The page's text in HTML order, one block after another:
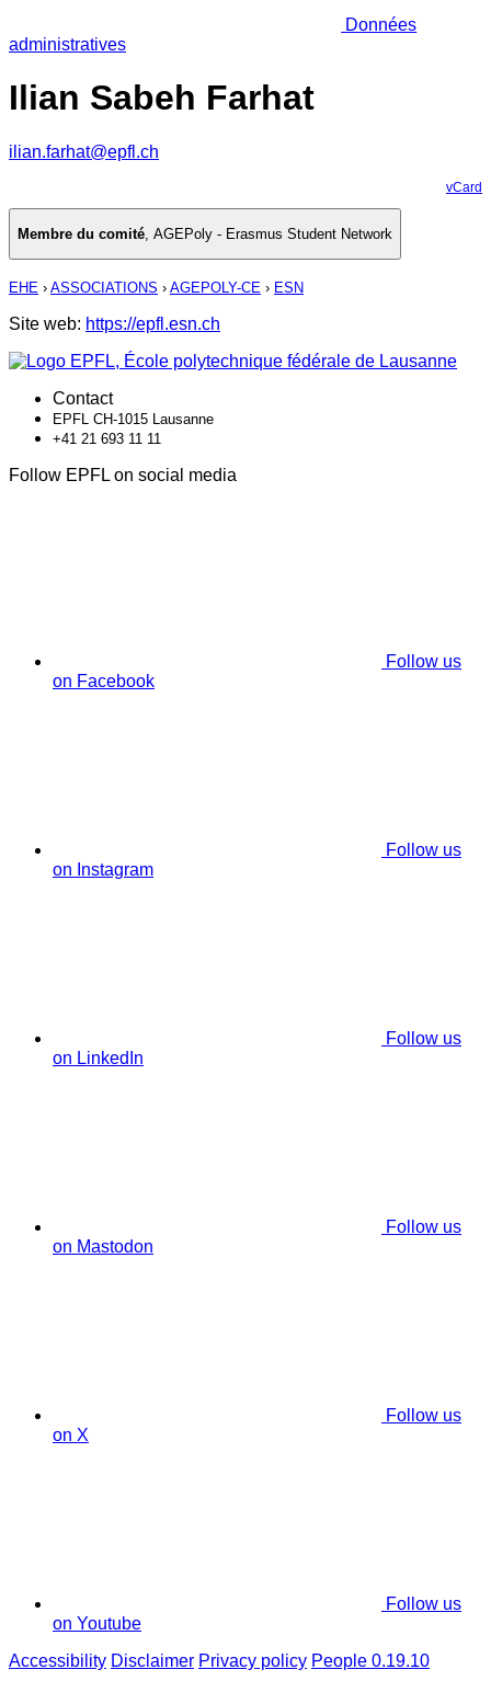
Données
administratives
Ilian Sabeh Farhat
ilian.farhat@epfl.ch
vCard
Membre du comité, AGEPoly - Erasmus Student Network
EHE › ASSOCIATIONS › AGEPOLY-CE › ESN
Site web: https://epfl.esn.ch
Contact
EPFL CH-1015 Lausanne
+41 21 693 11 11
Follow EPFL on social media
Follow us
on Facebook
Follow us
on Instagram
Follow us
on LinkedIn
Follow us
on Mastodon
Follow us
on X
Follow us
on Youtube
Accessibility Disclaimer Privacy policy People 0.19.10